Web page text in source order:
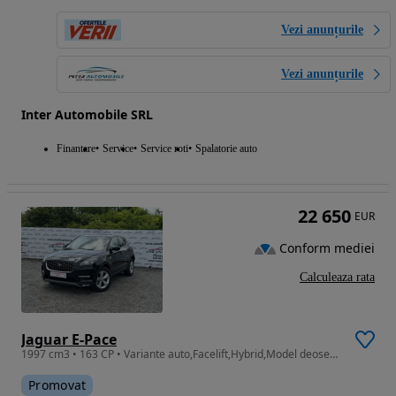
Vezi anunțurile
Vezi anunțurile
Inter Automobile SRL
Finantare Service Service roti Spalatorie auto
Jaguar E-Pace
1997 cm3 • 163 CP • Variante auto,Facelift,Hybrid,Model deosebit,Km reali,Impecabila
Promovat
22 650 EUR
Conform mediei
Calculeaza rata